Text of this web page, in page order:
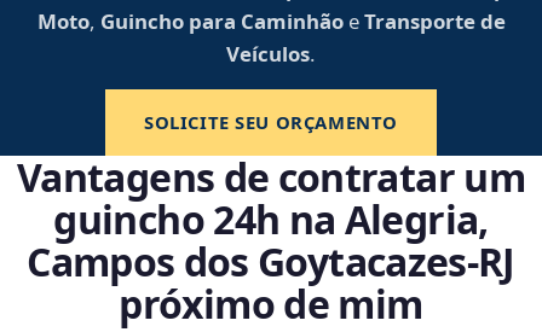
Moto, Guincho para CaminhãoeTransporte de
Veículos.
SOLICITE SEU ORÇAMENTO
Vantagens de contratar um
guincho 24h na Alegria,
Campos dos Goytacazes‑RJ
próximo de mim